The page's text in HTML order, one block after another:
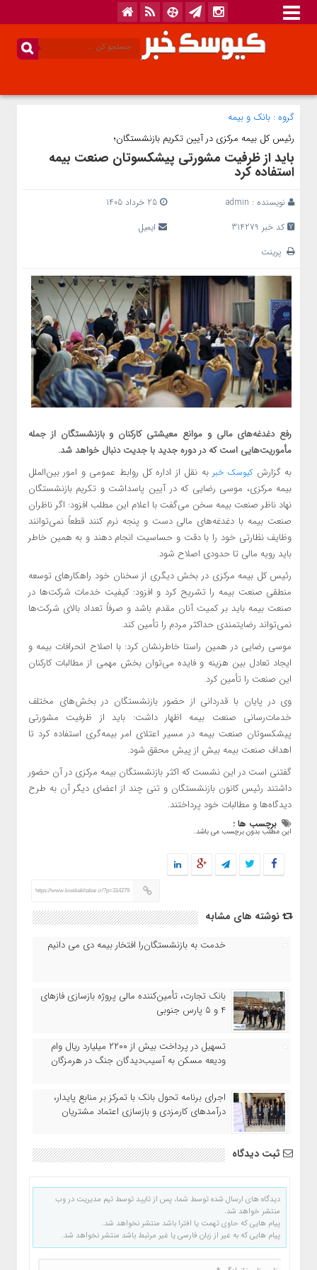
گروه : بانک‌ و بیمه
رئیس کل بیمه مرکزی در آیین تکریم بازنشستگان؛
باید از ظرفیت مشورتی پیشکسوتان صنعت بیمه
استفاده کرد
نویسنده : admin
25 خرداد 1405
کد خبر 314279
ایمیل
پرینت
رفع دغدغه‌های مالی و موانع معیشتی کارکنان و بازنشستگان از جمله
مأموریت‌هایی است که در دوره جدید با جدیت دنبال خواهد شد.
به گزارش کیوسک خبر به نقل از اداره کل روابط عمومی و امور بین‌الملل
بیمه مرکزی، موسی رضایی که در آیین پاسداشت و تکریم بازنشستگان
نهاد ناظر صنعت بیمه سخن می‌گفت با اعلام این مطلب افزود: اگر ناظران
صنعت بیمه با دغدغه‌های مالی دست و پنجه نرم کنند قطعاً نمی‌توانند
وظایف نظارتی خود را با دقت و حساسیت انجام دهند و به همین خاطر
باید رویه مالی تا حدودی اصلاح شود.
رئیس کل بیمه مرکزی در بخش دیگری از سخنان خود راهکارهای توسعه
منطقی صنعت بیمه را تشریح کرد و افزود: کیفیت خدمات شرکت‌ها در
صنعت بیمه باید بر کمیت آنان مقدم باشد و صرفاً تعداد بالای شرکت‌ها
نمی‌تواند رضایتمندی حداکثر مردم را تأمین کند.
موسی رضایی در همین راستا خاطرنشان کرد: با اصلاح انحرافات بیمه و
ایجاد تعادل بین هزینه و فایده می‌توان بخش مهمی از مطالبات کارکنان
این صنعت را تأمین کرد.
وی در پایان با قدردانی از حضور بازنشستگان در بخش‌های مختلف
خدمات‌رسانی صنعت بیمه اظهار داشت: باید از ظرفیت‌ مشورتی
پیشکسوتان صنعت بیمه در مسیر اعتلای امر بیمه‌گری استفاده کرد تا
اهداف صنعت بیمه بیش از پیش محقق شود.
گفتنی است در این نشست که اکثر بازنشستگان بیمه مرکزی در آن حضور
داشتند رئیس کانون بازنشستگان و تنی چند از اعضای دیگر آن به طرح
دیدگاه‌ها و مطالبات خود پرداختند.
برچسب ها :
این مطلب بدون برچسب می باشد.
https://www.kioskekhabar.ir/?p=314279
نوشته های مشابه
خدمت به بازنشستگان‌را افتخار بیمه دی می دانیم
بانک تجارت، تأمین‌کننده مالی پروژه بازسازی فازهای
۴ و ۵ پارس جنوبی
تسهیل در پرداخت بیش از ۲۲۰۰ میلیارد ریال وام
ودیعه مسکن به آسیب‌دیدگان جنگ در هرمزگان
اجرای برنامه تحول بانک با تمرکز بر منابع پایدار،
درآمدهای کارمزدی و بازسازی اعتماد مشتریان
ثبت دیدگاه
دیدگاه های ارسال شده توسط شما، پس از تایید توسط تیم مدیریت در وب
منتشر خواهد شد.
پیام هایی که حاوی تهمت یا افترا باشد منتشر نخواهد شد.
پیام هایی که به غیر از زبان فارسی یا غیر مرتبط باشد منتشر نخواهد شد.